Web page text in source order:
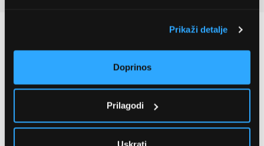
Prikaži detalje
Doprinos
Prilagodi
Uskrati
Preporučujemo za vas